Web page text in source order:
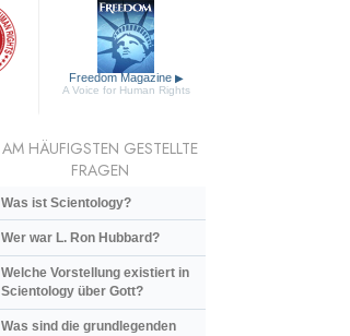
Freedom Magazine ▶
A Voice for Human Rights
AM HÄUFIGSTEN GESTELLTE
FRAGEN
Was ist Scientology?
Wer war L. Ron Hubbard?
Welche Vorstellung existiert in
Scientology über Gott?
Was sind die grundlegenden